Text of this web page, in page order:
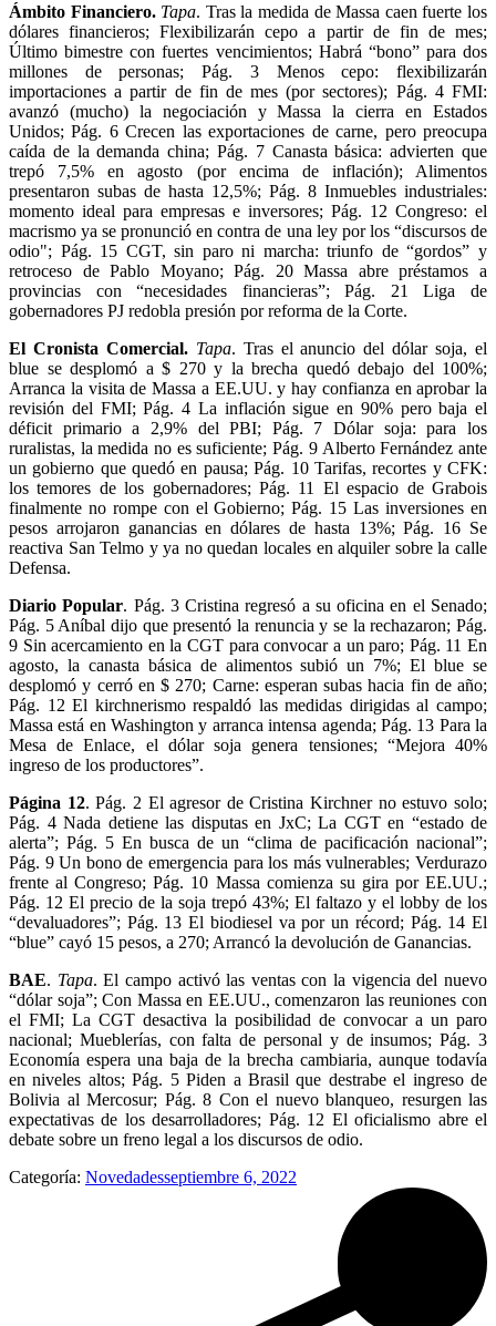
Ámbito Financiero. Tapa. Tras la medida de Massa caen fuerte los
dólares financieros; Flexibilizarán cepo a partir de fin de mes;
Último bimestre con fuertes vencimientos; Habrá “bono” para dos
millones de personas; Pág. 3 Menos cepo: flexibilizarán
importaciones a partir de fin de mes (por sectores); Pág. 4 FMI:
avanzó (mucho) la negociación y Massa la cierra en Estados
Unidos; Pág. 6 Crecen las exportaciones de carne, pero preocupa
caída de la demanda china; Pág. 7 Canasta básica: advierten que
trepó 7,5% en agosto (por encima de inflación); Alimentos
presentaron subas de hasta 12,5%; Pág. 8 Inmuebles industriales:
momento ideal para empresas e inversores; Pág. 12 Congreso: el
macrismo ya se pronunció en contra de una ley por los “discursos de
odio"; Pág. 15 CGT, sin paro ni marcha: triunfo de “gordos” y
retroceso de Pablo Moyano; Pág. 20 Massa abre préstamos a
provincias con “necesidades financieras”; Pág. 21 Liga de
gobernadores PJ redobla presión por reforma de la Corte.
El Cronista Comercial. Tapa. Tras el anuncio del dólar soja, el
blue se desplomó a $ 270 y la brecha quedó debajo del 100%;
Arranca la visita de Massa a EE.UU. y hay confianza en aprobar la
revisión del FMI; Pág. 4 La inflación sigue en 90% pero baja el
déficit primario a 2,9% del PBI; Pág. 7 Dólar soja: para los
ruralistas, la medida no es suficiente; Pág. 9 Alberto Fernández ante
un gobierno que quedó en pausa; Pág. 10 Tarifas, recortes y CFK:
los temores de los gobernadores; Pág. 11 El espacio de Grabois
finalmente no rompe con el Gobierno; Pág. 15 Las inversiones en
pesos arrojaron ganancias en dólares de hasta 13%; Pág. 16 Se
reactiva San Telmo y ya no quedan locales en alquiler sobre la calle
Defensa.
Diario Popular. Pág. 3 Cristina regresó a su oficina en el Senado;
Pág. 5 Aníbal dijo que presentó la renuncia y se la rechazaron; Pág.
9 Sin acercamiento en la CGT para convocar a un paro; Pág. 11 En
agosto, la canasta básica de alimentos subió un 7%; El blue se
desplomó y cerró en $ 270; Carne: esperan subas hacia fin de año;
Pág. 12 El kirchnerismo respaldó las medidas dirigidas al campo;
Massa está en Washington y arranca intensa agenda; Pág. 13 Para la
Mesa de Enlace, el dólar soja genera tensiones; “Mejora 40%
ingreso de los productores”.
Página 12. Pág. 2 El agresor de Cristina Kirchner no estuvo solo;
Pág. 4 Nada detiene las disputas en JxC; La CGT en “estado de
alerta”; Pág. 5 En busca de un “clima de pacificación nacional”;
Pág. 9 Un bono de emergencia para los más vulnerables; Verdurazo
frente al Congreso; Pág. 10 Massa comienza su gira por EE.UU.;
Pág. 12 El precio de la soja trepó 43%; El faltazo y el lobby de los
“devaluadores”; Pág. 13 El biodiesel va por un récord; Pág. 14 El
“blue” cayó 15 pesos, a 270; Arrancó la devolución de Ganancias.
BAE. Tapa. El campo activó las ventas con la vigencia del nuevo
“dólar soja”; Con Massa en EE.UU., comenzaron las reuniones con
el FMI; La CGT desactiva la posibilidad de convocar a un paro
nacional; Mueblerías, con falta de personal y de insumos; Pág. 3
Economía espera una baja de la brecha cambiaria, aunque todavía
en niveles altos; Pág. 5 Piden a Brasil que destrabe el ingreso de
Bolivia al Mercosur; Pág. 8 Con el nuevo blanqueo, resurgen las
expectativas de los desarrolladores; Pág. 12 El oficialismo abre el
debate sobre un freno legal a los discursos de odio.
Categoría: Novedadesseptiembre 6, 2022